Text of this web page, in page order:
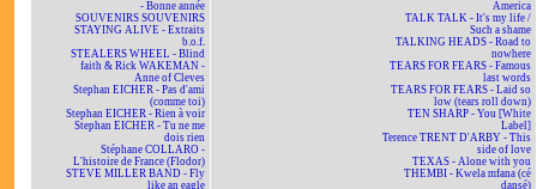
- Bonne année
SOUVENIRS SOUVENIRS
STAYING ALIVE - Extraits
b.o.f.
STEALERS WHEEL - Blind
faith & Rick WAKEMAN -
Anne of Cleves
Stephan EICHER - Pas d'ami
(comme toi)
Stephan EICHER - Rien à voir
Stephan EICHER - Tu ne me
dois rien
Stéphane COLLARO -
L'histoire de France (Flodor)
STEVE MILLER BAND - Fly
like an eagle
America
TALK TALK - It's my life /
Such a shame
TALKING HEADS - Road to
nowhere
TEARS FOR FEARS - Famous
last words
TEARS FOR FEARS - Laid so
low (tears roll down)
TEN SHARP - You [White
Label]
Terence TRENT D'ARBY - This
side of love
TEXAS - Alone with you
THEMBI - Kwela mfana (cé
dansé)